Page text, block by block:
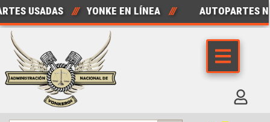
Saltar
al
contenido
USADAS /// YONKE EN LÍNEA /// AUTOPARTES